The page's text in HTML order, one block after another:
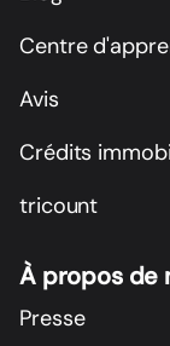
Centre
Avis
Crédits
tricount
À propos de
Presse